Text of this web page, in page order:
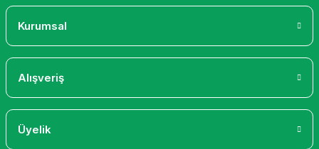
Kurumsal
Alışveriş
Üyelik